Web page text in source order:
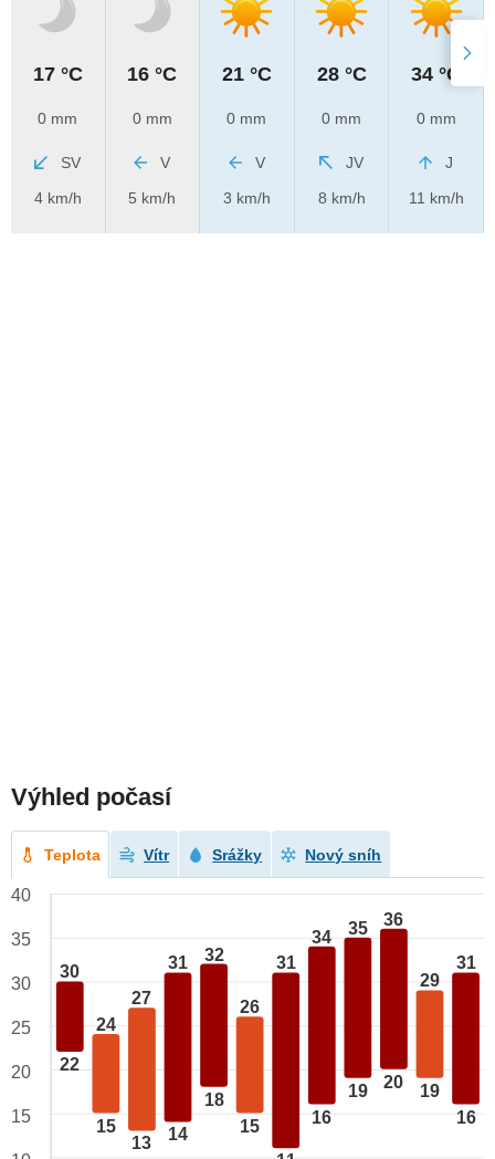
17 °C
0 mm
SV
4 km/h
16 °C
0 mm
V
5 km/h
21 °C
0 mm
V
3 km/h
28 °C
0 mm
JV
8 km/h
34 °C
0 mm
J
11 km/h
Výhled počasí
Teplota Vítr Srážky Nový sníh
30
22
24
15
27
13
31
14
32
18
26
15
31
34
16
35
19
36
20
29
19
31
16
40
35
30
25
20
15